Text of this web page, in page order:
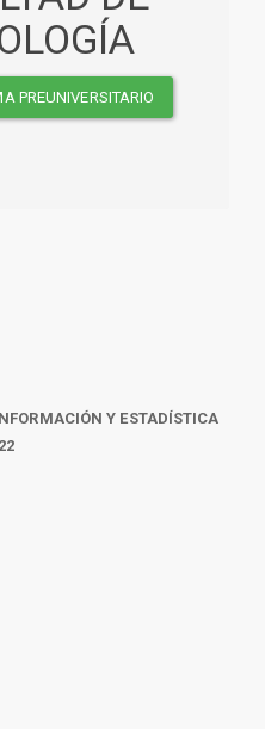
PREUNIVERSITARIO
Y ESTADÍSTICA